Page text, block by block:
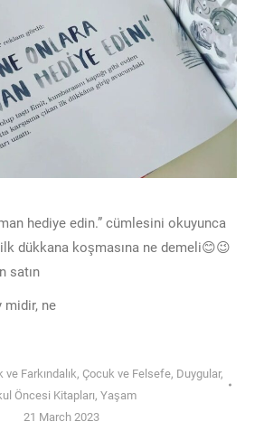
hediye edin.” cümlesini okuyunca
ilk dükkana koşmasına ne demeli😊😉
satın
midir, ne
ve Farkındalık, Çocuk ve Felsefe, Duygular,
Öncesi Kitapları, Yaşam
21 March 2023